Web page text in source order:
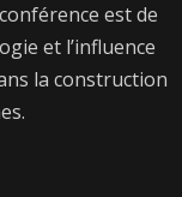
est de
et l’influence
la construction